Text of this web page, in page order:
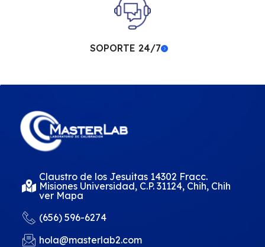
SOPORTE 24/7
Claustro de los Jesuitas 14302 Fracc.
Misiones Universidad, C.P. 31124, Chih, Chih
ver Mapa
(656) 596-6274
hola@masterlab2.com